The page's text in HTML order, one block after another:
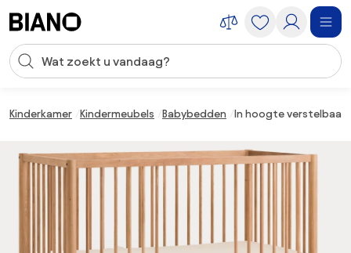
Zoekopdracht invoeren
Kinderkamer Kindermeubels Babybedden In hoogte verstelbaar